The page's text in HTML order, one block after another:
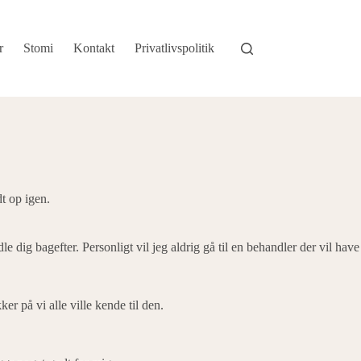
Stomi Kontakt Privatlivspolitik
op igen.
dig bagefter. Personligt vil jeg aldrig gå til en behandler der vil have
på vi alle ville kende til den.